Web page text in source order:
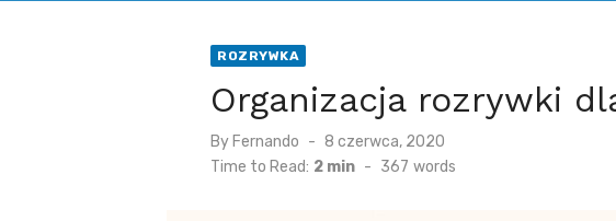
ROZRYWKA
Organizacja rozrywki
By Fernando
Posted
on
8 czerwca, 2020
Time to Read: 2 min - 367 words